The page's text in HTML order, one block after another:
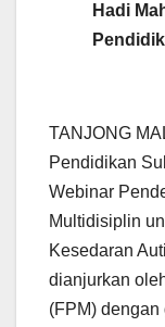
Hadi
TANJONG
Pendidikan
Webinar
Multidisiplin
Kesedaran
dianjurkan
(FPM)